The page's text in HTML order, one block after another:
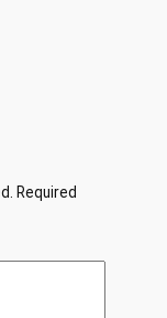
Required